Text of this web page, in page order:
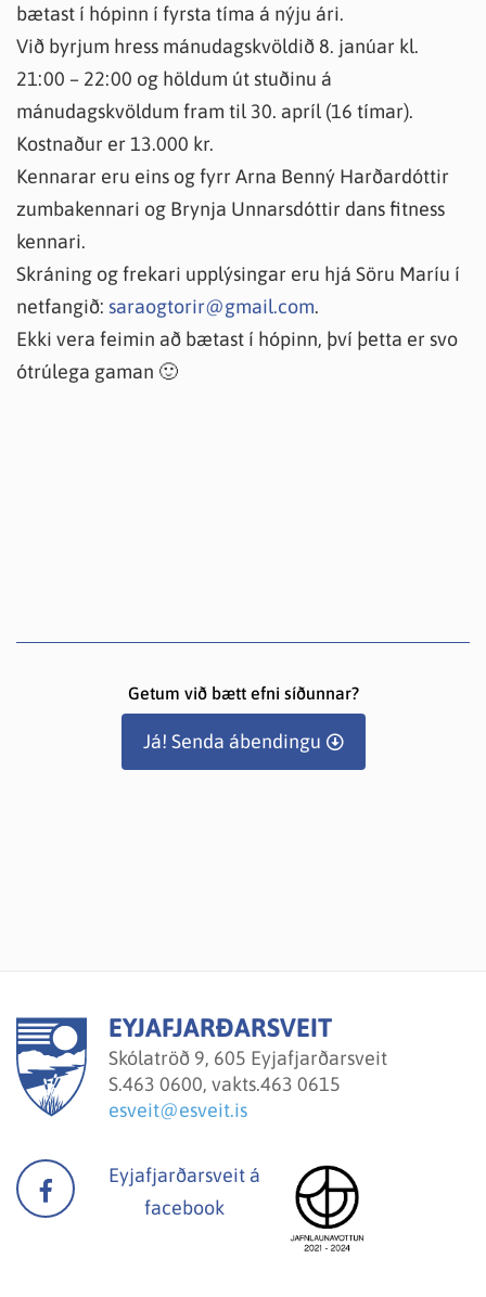
bætast í hópinn í fyrsta tíma á nýju ári.
Við byrjum hress mánudagskvöldið 8. janúar kl.
21:00 – 22:00 og höldum út stuðinu á
mánudagskvöldum fram til 30. apríl (16 tímar).
Kostnaður er 13.000 kr.
Kennarar eru eins og fyrr Arna Benný Harðardóttir
zumbakennari og Brynja Unnarsdóttir dans fitness
kennari.
Skráning og frekari upplýsingar eru hjá Söru Maríu í
netfangið: saraogtorir@gmail.com.
Ekki vera feimin að bætast í hópinn, því þetta er svo
ótrúlega gaman 🙂
Getum við bætt efni síðunnar?
Já! Senda ábendingu
EYJAFJARÐARSVEIT
Skólatröð 9, 605 Eyjafjarðarsveit
S.463 0600, vakts.463 0615
esveit@esveit.is
Eyjafjarðarsveit á
facebook